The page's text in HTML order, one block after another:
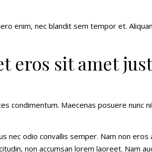
enim, nec blandit sem tempor et.
eros sit amet
condimentum. Maecenas posuere nunc
nec odio convallis semper. Nam non
non accumsan lorem laoreet. Nam